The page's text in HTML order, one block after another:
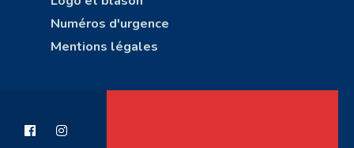
Numéros d'urgence
Mentions légales